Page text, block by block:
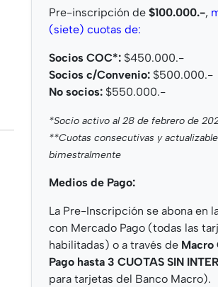
Pre-inscripción de $100.000.-,
(siete) cuotas de:
Socios COC*: $450.000.-
Socios c/Convenio: $500.000.-
No socios: $550.000.-
*Socio activo al 28 de febrero de
**Cuotas consecutivas y
bimestralmente
Medios de Pago:
La Pre-Inscripción se abona en
con Mercado Pago (todas las
habilitadas) o a través de Macro
Pago hasta 3 CUOTAS SIN
para tarjetas del Banco Macro).